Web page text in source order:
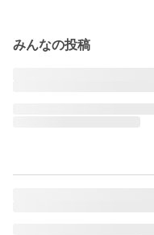
みんなの投稿